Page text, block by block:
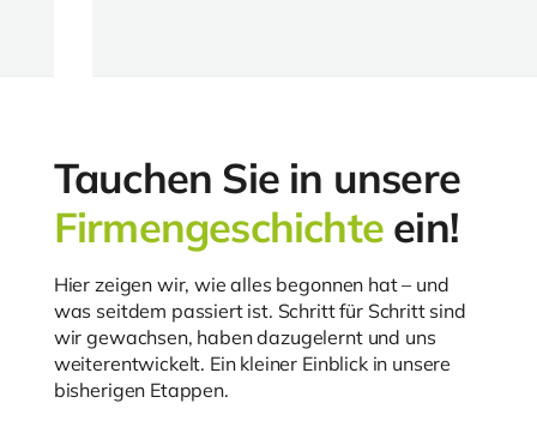
Tauchen Sie in unsere
Firmengeschichte ein!
Hier zeigen wir, wie alles begonnen hat – und
was seitdem passiert ist. Schritt für Schritt sind
wir gewachsen, haben dazugelernt und uns
weiterentwickelt. Ein kleiner Einblick in unsere
bisherigen Etappen.